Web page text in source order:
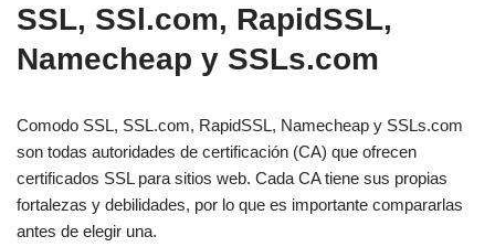
SSL, SSl.com, RapidSSL,
Namecheap y SSLs.com
Comodo SSL, SSL.com, RapidSSL, Namecheap y SSLs.com
son todas autoridades de certificación (CA) que ofrecen
certificados SSL para sitios web. Cada CA tiene sus propias
fortalezas y debilidades, por lo que es importante compararlas
antes de elegir una.